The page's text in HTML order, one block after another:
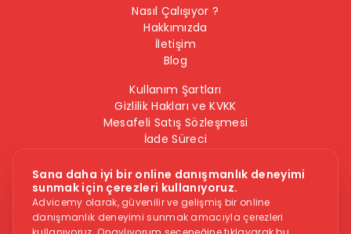
Sana daha iyi bir online danışmanlık deneyimi
sunmak için çerezleri kullanıyoruz.
Advicemy olarak, güvenilir ve gelişmiş bir online
danışmanlık deneyimi sunmak amacıyla çerezleri
Nasıl Çalışıyor ?
Hakkımızda
İletişim
Blog
Kullanım Şartları
Gizlilik Hakları ve KVKK
Mesafeli Satış Sözleşmesi
İade Süreci
Bilgi Güvenliği Politikası
Bizi Takip Edin